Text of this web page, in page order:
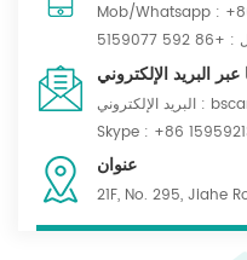
Mob/Whatsapp :
:
+86 592 5159077
البريد الإلكتروني
البريد الإلكتروني :
Skype : +86
عنوان
21F, No. 295, Jiahe